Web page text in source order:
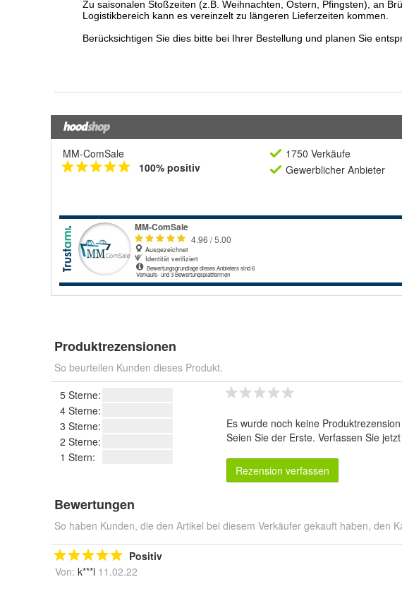
MM-ComSale
100% positiv
1750 Verkäufe
Gewerblicher Anbieter
Produktrezensionen
So beurteilen Kunden dieses Produkt.
5 Sterne:
4 Sterne:
3 Sterne:
2 Sterne:
1 Stern:
Es wurde noch keine
Seien Sie der Erste. Verfassen Sie
Rezension verfassen
Bewertungen
So haben Kunden, die den Artikel bei diesem Verkäufer gekauft haben, den
Positiv
Von: k***l 11.02.22